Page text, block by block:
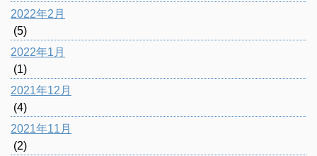
2022年2月
(5)
2022年1月
(1)
2021年12月
(4)
2021年11月
(2)